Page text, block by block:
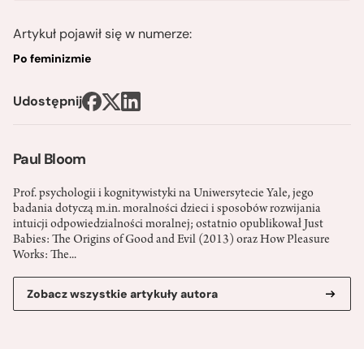
Paul Bloom
Prof. psychologii i kognitywistyki na Uniwersytecie Yale, jego
badania dotyczą m.in. moralności dzieci i sposobów rozwijania
intuicji odpowiedzialności moralnej; ostatnio opublikował Just
Babies: The Origins of Good and Evil (2013) oraz How Pleasure
Works: The...
Zobacz wszystkie artykuły autora
Artykuł pojawił się w numerze:
Po feminizmie
Udostępnij